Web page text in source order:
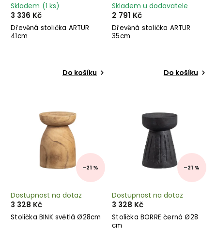
Dřevěná stolička ARTUR
41cm
Skladem (1 ks)
3 336 Kč
Do košíku
Dřevěná stolička ARTUR
35cm
Skladem u dodavatele
2 791 Kč
Do košíku
–21 %
Stolička BINK světlá Ø28cm
Dostupnost na dotaz
3 328 Kč
–21 %
Stolička BORRE černá Ø28
cm
Dostupnost na dotaz
3 328 Kč